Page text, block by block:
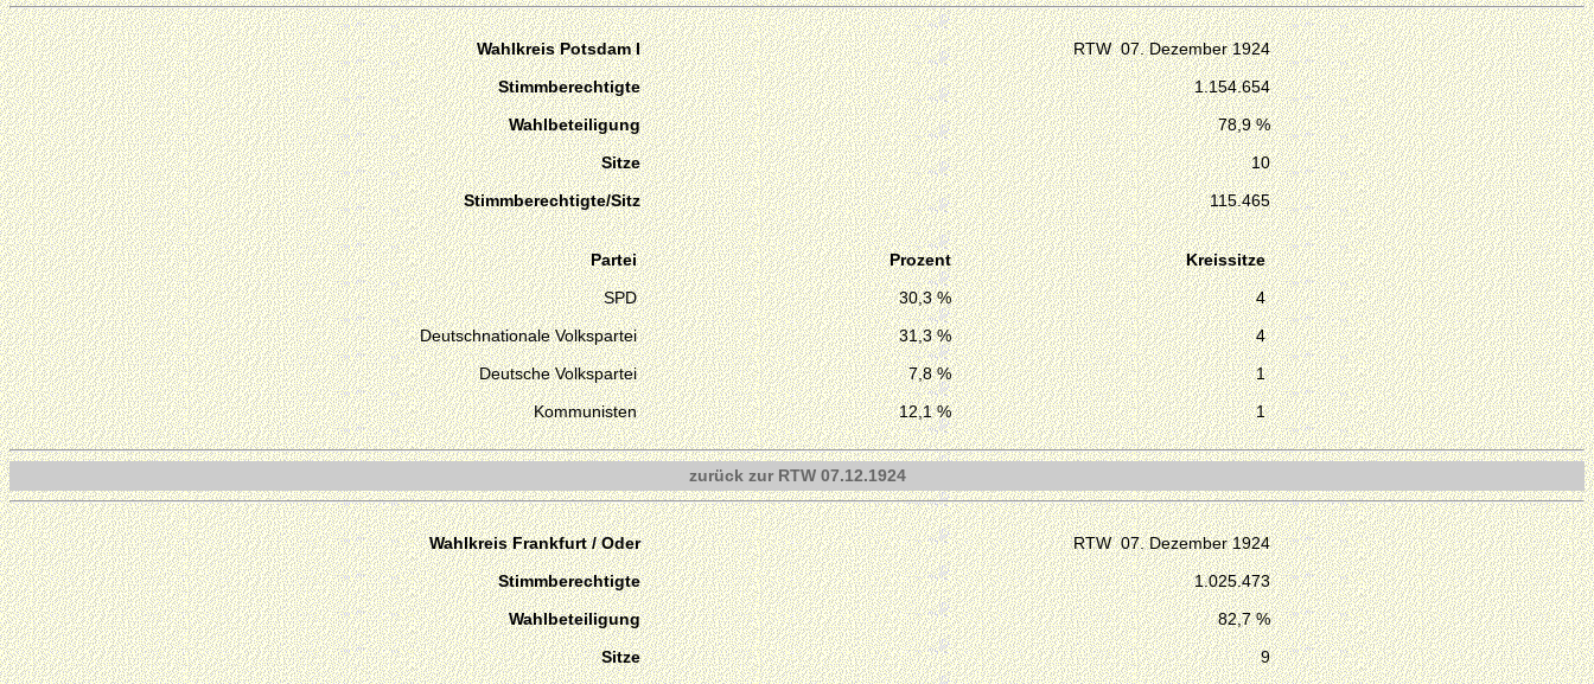
Wahlkreis Potsdam I
RTW 07. Dezember 1924
Stimmberechtigte
1.154.654
Wahlbeteiligung
78,9 %
Sitze
10
Stimmberechtigte/Sitz
115.465
Partei Prozent
Kreissitze
SPD
30,3 %
4
Deutschnationale Volkspartei
31,3 %
4
Deutsche Volkspartei
7,8 %
1
Kommunisten
12,1 % 1
zurück zur RTW 07.12.1924
Wahlkreis Frankfurt / Oder
RTW 07. Dezember 1924
Stimmberechtigte
1.025.473
Wahlbeteiligung
82,7 %
Sitze
9